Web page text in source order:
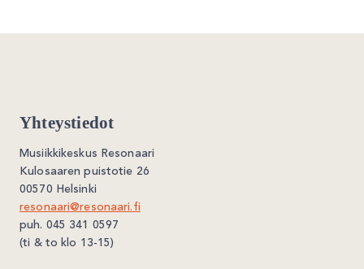
Yhteystiedot
Musiikkikeskus Resonaari
Kulosaaren puistotie 26
00570 Helsinki
resonaari@resonaari.fi
puh. 045 341 0597
(ti & to klo 13-15)